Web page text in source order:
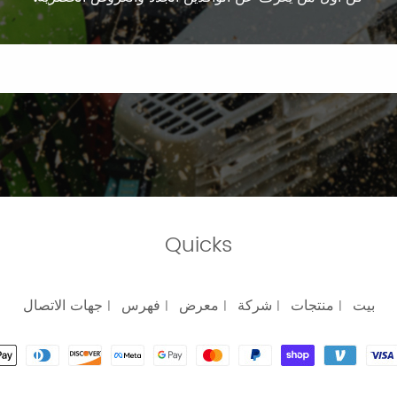
Quicks
بيت | منتجات | شركة | معرض | فهرس | جهات الاتصال